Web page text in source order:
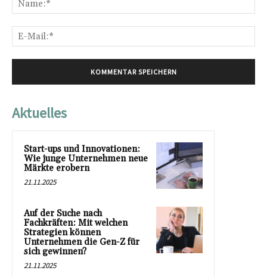
Aktuelles
Start-ups und Innovationen:
Wie junge Unternehmen neue
Märkte erobern
21.11.2025
Auf der Suche nach
Fachkräften: Mit welchen
Strategien können
Unternehmen die Gen-Z für
sich gewinnen?
21.11.2025